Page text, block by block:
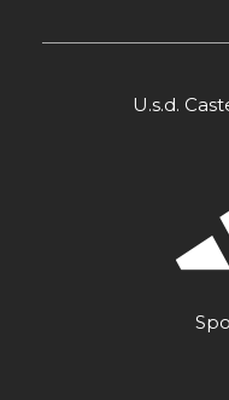
U.s.d.